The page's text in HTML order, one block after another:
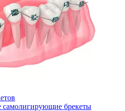
самолигирующие брекеты